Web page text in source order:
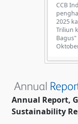
CCB
2025
Triliun
Annual Report,
Sustainability